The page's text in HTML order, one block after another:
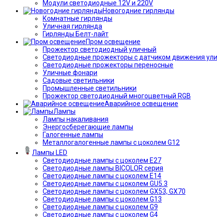
Модули светодиодные 12V и 220V
Новогодние гирлянды
Комнатные гирлянды
Уличная гирлянда
Гирлянды Белт-лайт
Пром освещение
Прожектор светодиодный уличный
Светодиодные прожекторы с датчиком движения
Светодиодные прожекторы переносные
Уличные фонари
Садовые светильники
Промышленные светильники
Прожектор светодиодный многоцветный RGB
Аварийное освещение
Лампы
Лампы накаливания
Энергосберегающие лампы
Галогенные лампы
Металлогалогенные лампы с цоколем G12
Лампы LED
Светодиодные лампы с цоколем E27
Светодиодные лампы BICOLOR серия
Светодиодные лампы с цоколем E14
Светодиодные лампы с цоколем GU5.3
Светодиодные лампы с цоколем GX53, GX70
Светодиодные лампы с цоколем G13
Светодиодные лампы с цоколем G9
Светодиодные лампы с цоколем G4